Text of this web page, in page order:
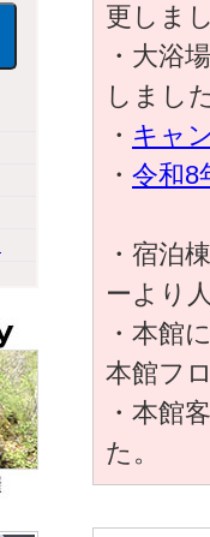
更しま
・大浴
しまし
・ キャ
・ 令和8
・宿泊
ーより
・本館
本館フ
・本館
た。